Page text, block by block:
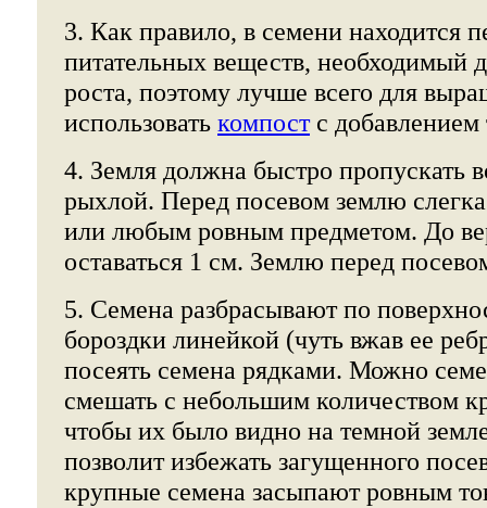
3. Как правило, в семени находится
питательных веществ, необходимый
роста, поэтому лучше всего для
использовать компостс добавлением
4. Земля должна быстро пропускать
рыхлой. Перед посевом землю
или любым ровным предметом. До
оставаться 1 см. Землю перед
5. Семена разбрасывают по
бороздки линейкой (чуть вжав ее
посеять семена рядками. Можно
смешать с небольшим количеством
чтобы их было видно на темной
позволит избежать загущенного
крупные семена засыпают ровным